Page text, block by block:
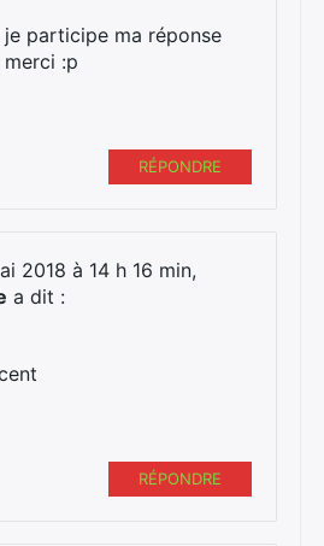
participe ma réponse
merci :p
RÉPONDRE
2018 à 14 h 16 min,
a dit :
RÉPONDRE